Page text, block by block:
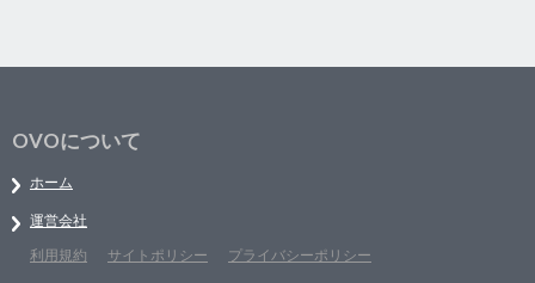
OVOについて
ホーム
運営会社
利用規約
サイトポリシー プライバシーポリシー